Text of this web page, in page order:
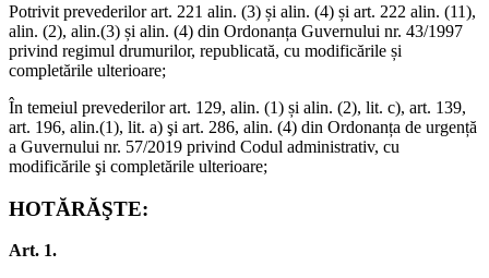
Potrivit prevederilor art. 221 alin. (3) și alin. (4) și art. 222 alin. (11),
alin. (2), alin.(3) și alin. (4) din Ordonanța Guvernului nr. 43/1997
privind regimul drumurilor, republicată, cu modificările și
completările ulterioare;
În temeiul prevederilor art. 129, alin. (1) și alin. (2), lit. c), art. 139,
art. 196, alin.(1), lit. a) şi art. 286, alin. (4) din Ordonanța de urgență
a Guvernului nr. 57/2019 privind Codul administrativ, cu
modificările şi completările ulterioare;
HOTĂRĂŞTE:
Art. 1.